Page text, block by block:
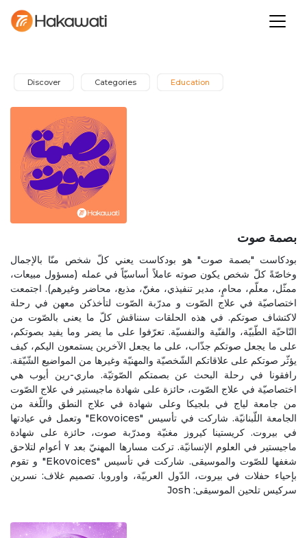
Discover Categories Education
بصمة صوت
بودكاست "بصمة صوت" هو بودكاست يعني كلّ شخص منّا بالإجمال
وخاصّةً كلّ شخص يكون صوته عاملاً أساسيّاً في عمله (مسؤول مبيعات،
ممثّل، معلّم، محامٍ، مدير تنفيذي، مغنّّ، مذيع، محاضر وغيرهم). اجتمعت
اختصاصيّة في علاج الصّوت و مدرّبة الصّوت لتأخذكن معهن في رحلة
لاكتشاف صوتكم. في هذه الحلقات سنناقش كلّ ما يعنى بالصّوت من
النّاحيّة الطّبيّة، والفنّية والنفسيّة. تعرّفوا على ما يضر وما يفيد بصوتكم،
على ما يجعل صوتكم جذّاب، على ما يجعل الآخرين يستمعون اليكم، كيف
يؤثّر صوتكم على علاقاتكم الشّخصيّة والمهنيّة وغيرها من المواضيع الشّيّقة.
رافقونا في رحلة البحث عن بصمتكم الصّوتيّة. ماري-رين أيوب هي
اختصاصيّة في علاج الصّوت، حائزة على شهادة ماجيستير في علاج الصّوت
من جامعة لياج في بلجيكا وعلى شهادة في علاج النطق واللّغة من
الجامعة اللّبنانيّة. شاركت في تأسيس "Ekovoices" وتعمل في عيادتها
في بيروت. كريستينا كيروز مغنيّة ومدرّبة صوت، حائزة على شهادة
ماجيستير في العلوم الإنسانيّة. تركت مسارها المهنيّ بعد ٧ أعوام لتلاحق
شغفها للصّوت والموسيقى. شاركت في تأسيس "Ekovoices" و تقوم
بإحياء حفلات في بيروت، الدّول العربيّة، واوروبا. تصميم غلاف: نسرين
سركيس تلحين الموسيقى: Josh